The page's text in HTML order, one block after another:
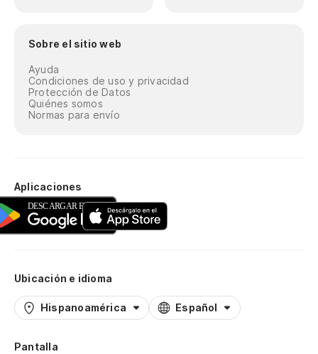
Sobre el sitio web
Ayuda
Condiciones de uso y privacidad
Protección de Datos
Quiénes somos
Normas para envío
Aplicaciones
Ubicación e idioma
Hispanoamérica Español
Pantalla